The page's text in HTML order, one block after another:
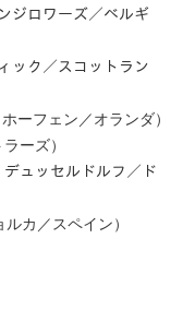
ロワーズ／ベルギ
ク／スコットラン
フェン／オランダ）
ーズ）
ュッセルドルフ／ド
カ／スペイン）